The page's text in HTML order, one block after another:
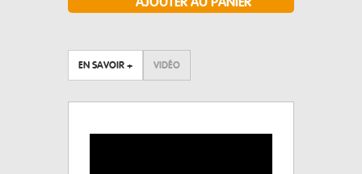
EN SAVOIR + VIDÉO